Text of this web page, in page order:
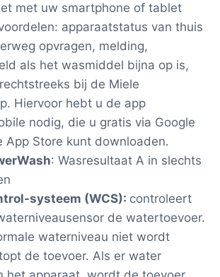
met uw smartphone of tablet
apparaatstatus van thuis
opvragen, melding,
als het wasmiddel bijna op is,
bij de Miele
Hiervoor hebt u de app
nodig, die u gratis via Google
App Store kunt downloaden.
: Wasresultaat A in slechts
systeem (WCS): controleert
de watertoevoer.
waterniveau niet wordt
de toevoer. Als er water